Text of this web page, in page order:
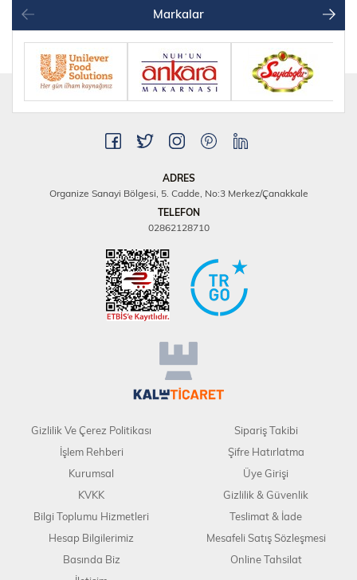
Markalar
ADRES
Organize Sanayi Bölgesi, 5. Cadde, No:3 Merkez/Çanakkale
TELEFON
02862128710
Gizlilik Ve Çerez Politikası
İşlem Rehberi
Kurumsal
KVKK
Bilgi Toplumu Hizmetleri
Hesap Bilgilerimiz
Basında Biz
Sipariş Takibi
Şifre Hatırlatma
Üye Girişi
Gizlilik & Güvenlik
Teslimat & İade
Mesafeli Satış Sözleşmesi
Online Tahsilat